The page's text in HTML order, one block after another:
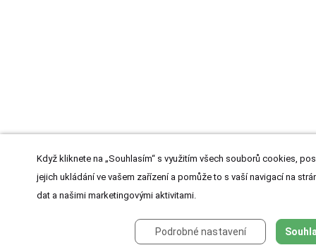
Když kliknete na „Souhlasím“ s využitím všech souborů cookies,
jejich ukládání ve vašem zařízení a pomůže to s vaší navigací na
dat a našimi marketingovými aktivitami.
Podrobné nastavení